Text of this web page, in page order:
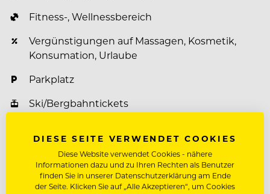
Fitness-, Wellnessbereich
Vergünstigungen auf Massagen, Kosmetik,
Konsumation, Urlaube
Parkplatz
Ski/Bergbahntickets
Mitarbeiterevents
Weiterbildungsprogramm
DIESE SEITE VERWENDET COOKIES
Diese Website verwendet Cookies - nähere
Informationen dazu und zu Ihren Rechten als Benutzer
finden Sie in unserer Datenschutzerklärung am Ende
der Seite. Klicken Sie auf „Alle Akzeptieren“, um Cookies